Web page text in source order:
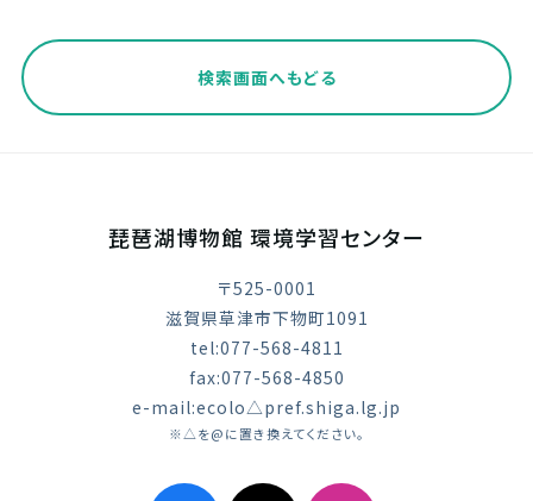
検索画面へもどる
琵琶湖博物館 環境学習センター
〒525-0001
滋賀県草津市下物町1091
tel:077-568-4811
fax:077-568-4850
e-mail:ecolo△pref.shiga.lg.jp
※△を@に置き換えてください。